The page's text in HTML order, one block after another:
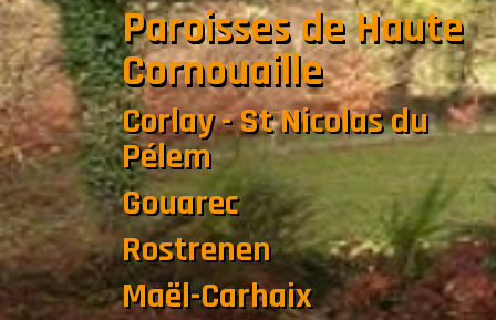
Paroisses de Haute
Cornouaille
Corlay - St Nicolas du
Pélem
Gouarec
Rostrenen
Maël-Carhaix